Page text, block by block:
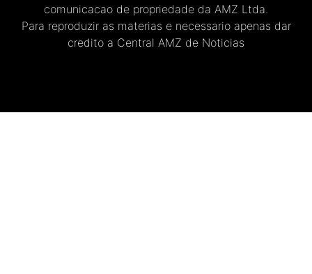
comunicacao de propriedade da AMZ Ltda.
Para reproduzir as materias e necessario apenas dar
credito a Central AMZ de Noticias